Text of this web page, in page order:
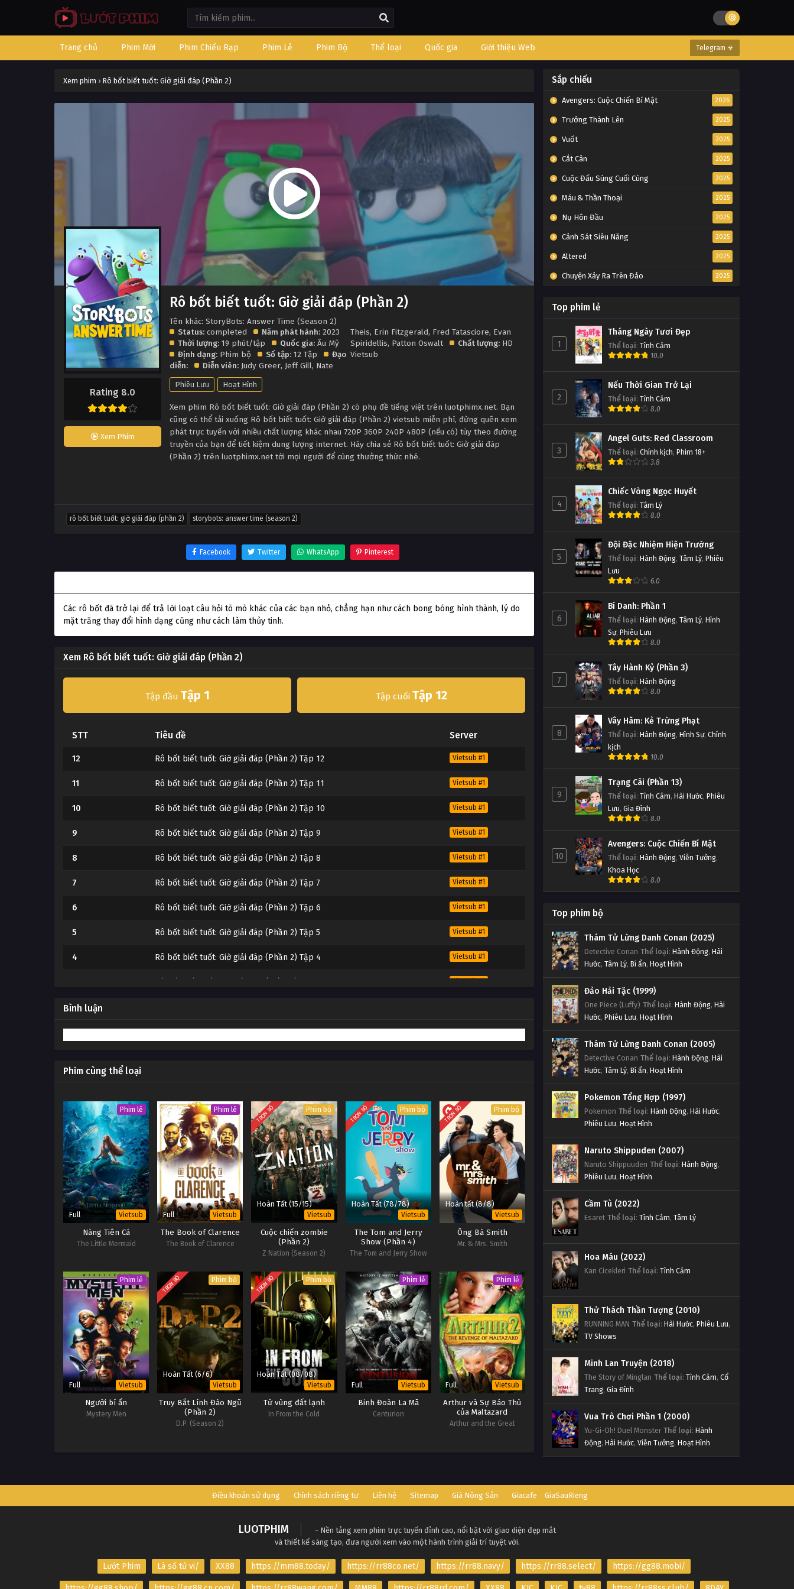
Trang chủ Phim Mới Phim Chiếu Rạp Phim Lẻ Phim Bộ Thể loại Quốc gia Giới thiệu Web Telegram ☣
Xem phim › Rô bốt biết tuốt: Giờ giải đáp (Phần 2)
Rating 8.0
Xem Phim
Rô bốt biết tuốt: Giờ giải đáp (Phần 2)
Tên khác: StoryBots: Answer Time (Season 2)
Status: completed Năm phát hành: 2023
Thời lượng: 19 phút/tập Quốc gia: Âu Mỹ
Định dạng: Phim bộ Số tập: 12 Tập
Đạo
diễn:
Diễn viên: Judy Greer, Jeff Gill, Nate
Theis, Erin Fitzgerald, Fred Tatasciore, Evan
Spiridellis, Patton Oswalt Chất lượng:HD
Vietsub
Phiêu Lưu Hoạt Hình
Xem phim Rô bốt biết tuốt: Giờ giải đáp (Phần 2) có phụ đề tiếng việt trên luotphimx.net. Bạn
cũng có thể tải xuống Rô bốt biết tuốt: Giờ giải đáp (Phần 2) vietsub miễn phí, đừng quên xem
phát trực tuyến với nhiều chất lượng khác nhau 720P 360P 240P 480P (nếu có) tùy theo đường
truyền của bạn để tiết kiệm dung lượng internet. Hãy chia sẻ Rô bốt biết tuốt: Giờ giải đáp
(Phần 2) trên luotphimx.net tới mọi người để cùng thưởng thức nhé.
rô bốt biết tuốt: giờ giải đáp (phần 2) storybots: answer time (season 2)
Facebook Twitter WhatsApp Pinterest
Các rô bốt đã trở lại để trả lời loạt câu hỏi tò mò khác của các bạn nhỏ, chẳng hạn như cách bong bóng hình thành, lý do
mặt trăng thay đổi hình dạng cũng như cách làm thủy tinh.
Xem Rô bốt biết tuốt: Giờ giải đáp (Phần 2)
Tập đầu Tập 1 Tập cuối Tập 12
STT Tiêu đề Server
12 Rô bốt biết tuốt: Giờ giải đáp (Phần 2) Tập 12 Vietsub #1
11 Rô bốt biết tuốt: Giờ giải đáp (Phần 2) Tập 11 Vietsub #1
10 Rô bốt biết tuốt: Giờ giải đáp (Phần 2) Tập 10 Vietsub #1
9 Rô bốt biết tuốt: Giờ giải đáp (Phần 2) Tập 9 Vietsub #1
8 Rô bốt biết tuốt: Giờ giải đáp (Phần 2) Tập 8 Vietsub #1
7 Rô bốt biết tuốt: Giờ giải đáp (Phần 2) Tập 7 Vietsub #1
6 Rô bốt biết tuốt: Giờ giải đáp (Phần 2) Tập 6 Vietsub #1
5 Rô bốt biết tuốt: Giờ giải đáp (Phần 2) Tập 5 Vietsub #1
4 Rô bốt biết tuốt: Giờ giải đáp (Phần 2) Tập 4 Vietsub #1
Vietsub #1
2
1 Rô bốt biết tuốt: Giờ giải đáp (Phần 2) Tập 1 Vietsub #1
Bình luận
Phim cùng thể loại
Phim lẻ
Full Vietsub
Nàng Tiên Cá
The Little Mermaid
Phim lẻ
Full Vietsub
The Book of Clarence
The Book of Clarence
TRỌN BỘ Phim bộ
Hoàn Tất (15/15)
Vietsub
Cuộc chiến zombie
(Phần 2)
Z Nation (Season 2)
TRỌN BỘ Phim bộ
Hoàn Tất (78/78)
Vietsub
The Tom and Jerry
Show (Phần 4)
The Tom and Jerry Show
TRỌN BỘ Phim bộ
Hoàn tất (8/8)
Vietsub
Ông Bà Smith
Mr. & Mrs. Smith
Phim lẻ
Full Vietsub
Người bí ẩn
Mystery Men
TRỌN BỘ Phim bộ
Hoàn Tất (6/6)
Vietsub
Truy Bắt Lính Đào Ngũ
(Phần 2)
D.P. (Season 2)
TRỌN BỘ Phim bộ
Hoàn Tất (08/08)
Vietsub
Từ vùng đất lạnh
In From the Cold
Phim lẻ
Full Vietsub
Binh Đoàn La Mã
Centurion
Phim lẻ
Full Vietsub
Arthur và Sự Báo Thù
của Maltazard
Arthur and the Great
Sắp chiếu
Avengers: Cuộc Chiến Bí Mật 2026
Trưởng Thành Lên 2025
Vuốt 2025
Cắt Cân 2025
Cuộc Đấu Súng Cuối Cùng 2025
Máu & Thần Thoại 2025
Nụ Hôn Đầu 2025
Cảnh Sát Siêu Năng 2025
Altered 2025
Chuyện Xảy Ra Trên Đảo 2025
Top phim lẻ
1
Tháng Ngày Tươi Đẹp
Thể loại: Tình Cảm
10.0
2
Nếu Thời Gian Trở Lại
Thể loại: Tình Cảm
8.0
3
Angel Guts: Red Classroom
Thể loại: Chính kịch, Phim 18+
3.8
4
Chiếc Vòng Ngọc Huyết
Thể loại: Tâm Lý
8.0
5
Đội Đặc Nhiệm Hiện Trường
Thể loại: Hành Động, Tâm Lý, Phiêu
Lưu
6.0
6
Bí Danh: Phần 1
Thể loại: Hành Động, Tâm Lý, Hình
Sự, Phiêu Lưu
8.0
7
Tây Hành Kỷ (Phần 3)
Thể loại: Hành Động
8.0
8
Vây Hãm: Kẻ Trừng Phạt
Thể loại: Hành Động, Hình Sự, Chính
kịch
10.0
9
Trạng Cãi (Phần 13)
Thể loại: Tình Cảm, Hài Hước, Phiêu
Lưu, Gia Đình
8.0
10
Avengers: Cuộc Chiến Bí Mật
Thể loại: Hành Động, Viễn Tưởng,
Khoa Học
8.0
Top phim bộ
Thám Tử Lừng Danh Conan (2025)
Detective Conan Thể loại: Hành Động, Hài
Hước, Tâm Lý, Bí ẩn, Hoạt Hình
Đảo Hải Tặc (1999)
One Piece (Luffy) Thể loại: Hành Động, Hài
Hước, Phiêu Lưu, Hoạt Hình
Thám Tử Lừng Danh Conan (2005)
Detective Conan Thể loại: Hành Động, Hài
Hước, Tâm Lý, Bí ẩn, Hoạt Hình
Pokemon Tổng Hợp (1997)
Pokemon Thể loại: Hành Động, Hài Hước,
Phiêu Lưu, Hoạt Hình
Naruto Shippuden (2007)
Naruto Shippuuden Thể loại: Hành Động,
Phiêu Lưu, Hoạt Hình
Cầm Tù (2022)
Esaret Thể loại: Tình Cảm, Tâm Lý
Hoa Máu (2022)
Kan Cicekleri Thể loại: Tình Cảm
Thử Thách Thần Tượng (2010)
RUNNING MAN Thể loại: Hài Hước, Phiêu Lưu,
TV Shows
Minh Lan Truyện (2018)
The Story of Minglan Thể loại: Tình Cảm, Cổ
Trang, Gia Đình
Vua Trò Chơi Phần 1 (2000)
Yu-Gi-Oh! Duel Monster Thể loại: Hành
Động, Hài Hước, Viễn Tưởng, Hoạt Hình
Điều khoản sử dụng Chính sách riêng tư Liên hệ Sitemap Giá Nông Sản Giacafe GiaSauRieng
LUOTPHIM
- Nền tảng xem phim trực tuyến đỉnh cao, nổi bật với giao diện đẹp mắt
và thiết kế sáng tạo, đưa người xem vào một hành trình giải trí tuyệt vời.
Lướt Phim Lá số tử vi/ XX88 https://mm88.today/ https://rr88co.net/ https://rr88.navy/ https://rr88.select/ https://gg88.mobi/